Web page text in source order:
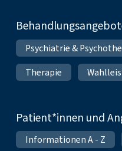
Psychiatrie &
Therapie
Patient*innen und
Informationen A - Z